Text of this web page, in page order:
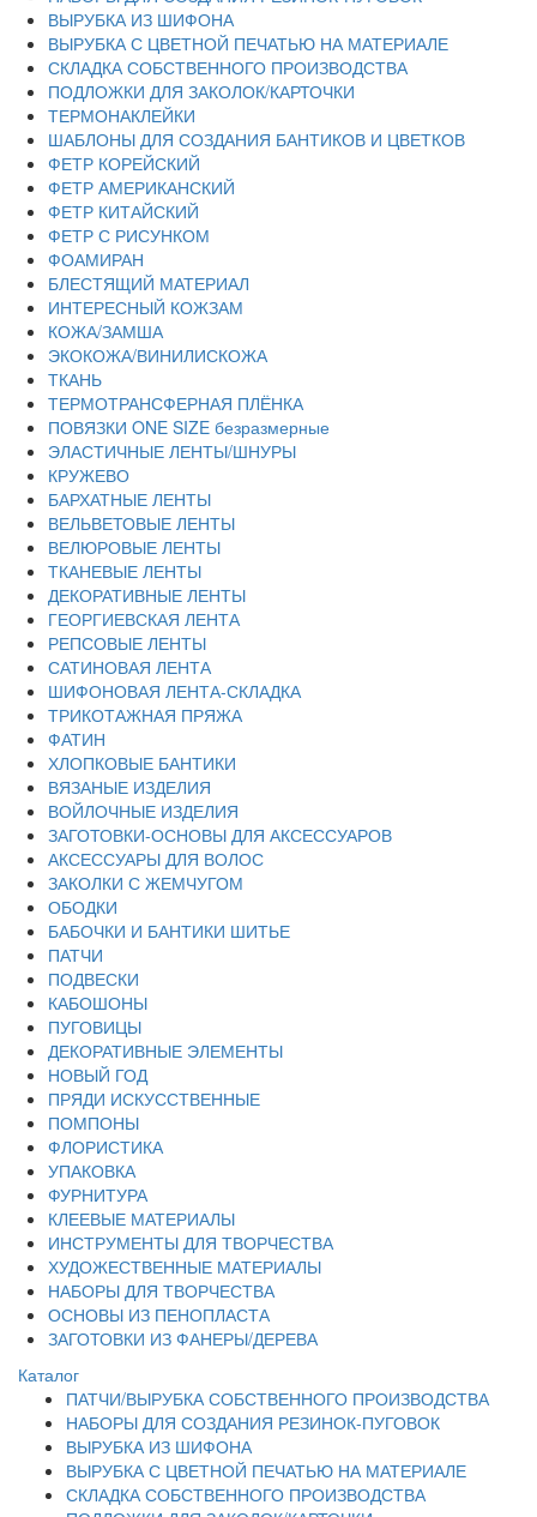
ВЫРУБКА ИЗ ШИФОНА
ВЫРУБКА С ЦВЕТНОЙ ПЕЧАТЬЮ НА МАТЕРИАЛЕ
СКЛАДКА СОБСТВЕННОГО ПРОИЗВОДСТВА
ПОДЛОЖКИ ДЛЯ ЗАКОЛОК/КАРТОЧКИ
ТЕРМОНАКЛЕЙКИ
ШАБЛОНЫ ДЛЯ СОЗДАНИЯ БАНТИКОВ И ЦВЕТКОВ
ФЕТР КОРЕЙСКИЙ
ФЕТР АМЕРИКАНСКИЙ
ФЕТР КИТАЙСКИЙ
ФЕТР С РИСУНКОМ
ФОАМИРАН
БЛЕСТЯЩИЙ МАТЕРИАЛ
ИНТЕРЕСНЫЙ КОЖЗАМ
КОЖА/ЗАМША
ЭКОКОЖА/ВИНИЛИСКОЖА
ТКАНЬ
ТЕРМОТРАНСФЕРНАЯ ПЛЁНКА
ПОВЯЗКИ ONE SIZE безразмерные
ЭЛАСТИЧНЫЕ ЛЕНТЫ/ШНУРЫ
КРУЖЕВО
БАРХАТНЫЕ ЛЕНТЫ
ВЕЛЬВЕТОВЫЕ ЛЕНТЫ
ВЕЛЮРОВЫЕ ЛЕНТЫ
ТКАНЕВЫЕ ЛЕНТЫ
ДЕКОРАТИВНЫЕ ЛЕНТЫ
ГЕОРГИЕВСКАЯ ЛЕНТА
РЕПСОВЫЕ ЛЕНТЫ
САТИНОВАЯ ЛЕНТА
ШИФОНОВАЯ ЛЕНТА-СКЛАДКА
ТРИКОТАЖНАЯ ПРЯЖА
ФАТИН
ХЛОПКОВЫЕ БАНТИКИ
ВЯЗАНЫЕ ИЗДЕЛИЯ
ВОЙЛОЧНЫЕ ИЗДЕЛИЯ
ЗАГОТОВКИ-ОСНОВЫ ДЛЯ АКСЕССУАРОВ
АКСЕССУАРЫ ДЛЯ ВОЛОС
ЗАКОЛКИ С ЖЕМЧУГОМ
ОБОДКИ
БАБОЧКИ И БАНТИКИ ШИТЬЕ
ПАТЧИ
ПОДВЕСКИ
КАБОШОНЫ
ПУГОВИЦЫ
ДЕКОРАТИВНЫЕ ЭЛЕМЕНТЫ
НОВЫЙ ГОД
ПРЯДИ ИСКУССТВЕННЫЕ
ПОМПОНЫ
ФЛОРИСТИКА
УПАКОВКА
ФУРНИТУРА
КЛЕЕВЫЕ МАТЕРИАЛЫ
ИНСТРУМЕНТЫ ДЛЯ ТВОРЧЕСТВА
ХУДОЖЕСТВЕННЫЕ МАТЕРИАЛЫ
НАБОРЫ ДЛЯ ТВОРЧЕСТВА
ОСНОВЫ ИЗ ПЕНОПЛАСТА
ЗАГОТОВКИ ИЗ ФАНЕРЫ/ДЕРЕВА
Каталог
ПАТЧИ/ВЫРУБКА СОБСТВЕННОГО ПРОИЗВОДСТВА
НАБОРЫ ДЛЯ СОЗДАНИЯ РЕЗИНОК-ПУГОВОК
ВЫРУБКА ИЗ ШИФОНА
ВЫРУБКА С ЦВЕТНОЙ ПЕЧАТЬЮ НА МАТЕРИАЛЕ
СКЛАДКА СОБСТВЕННОГО ПРОИЗВОДСТВА